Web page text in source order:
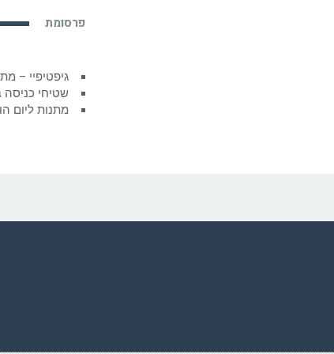
פרסומת
גיפטיפיי –
שטיחי כניסה
מתנות ליום